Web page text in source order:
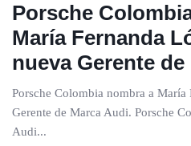
Porsche
María Fernanda
nueva Gerente
Porsche Colombia nombra a María
Gerente de Marca Audi. Porsche
Audi...